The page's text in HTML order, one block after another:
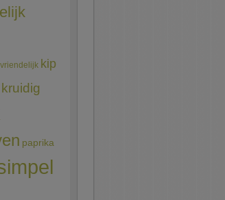
kip
kruidig
paprika